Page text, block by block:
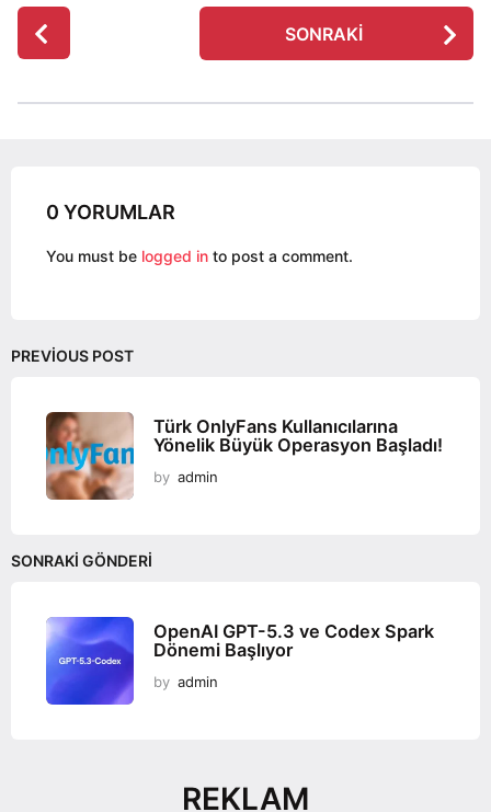
P
o
t
o
SONRAKI
0 YORUMLAR
You must be logged in to post a comment.
PREVIOUS POST
Türk OnlyFans Kullanıcılarına
Yönelik Büyük Operasyon Başladı!
by admin
SONRAKI GÖNDERI
OpenAI GPT-5.3 ve Codex Spark
Dönemi Başlıyor
by admin
REKLAM